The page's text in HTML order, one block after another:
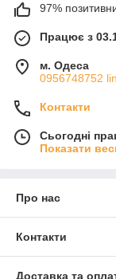
97%
Працює з
м. Одеса
0956748752
Контакти
Сьогодні
Показати
Про нас
Контакти
Доставка та